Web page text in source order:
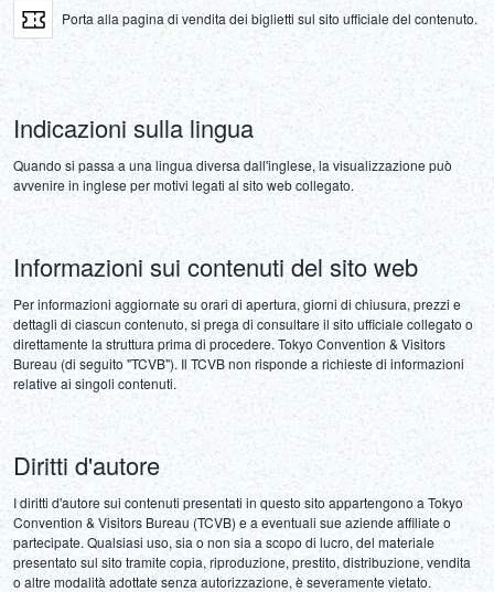
Porta alla pagina di vendita dei biglietti sul sito ufficiale del contenuto.
Indicazioni sulla lingua
Quando si passa a una lingua diversa dall'inglese, la visualizzazione può
avvenire in inglese per motivi legati al sito web collegato.
Informazioni sui contenuti del sito web
Per informazioni aggiornate su orari di apertura, giorni di chiusura, prezzi e
dettagli di ciascun contenuto, si prega di consultare il sito ufficiale collegato o
direttamente la struttura prima di procedere. Tokyo Convention & Visitors
Bureau (di seguito "TCVB"). Il TCVB non risponde a richieste di informazioni
relative ai singoli contenuti.
Diritti d'autore
I diritti d'autore sui contenuti presentati in questo sito appartengono a Tokyo
Convention & Visitors Bureau (TCVB) e a eventuali sue aziende affiliate o
partecipate. Qualsiasi uso, sia o non sia a scopo di lucro, del materiale
presentato sul sito tramite copia, riproduzione, prestito, distribuzione, vendita
o altre modalità adottate senza autorizzazione, è severamente vietato.